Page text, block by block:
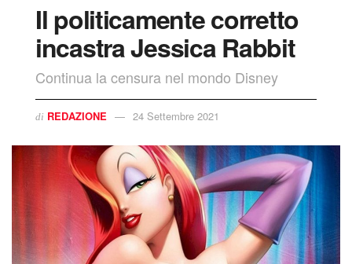
Il politicamente corretto
incastra Jessica Rabbit
Continua la censura nel mondo Disney
di REDAZIONE 24 Settembre 2021